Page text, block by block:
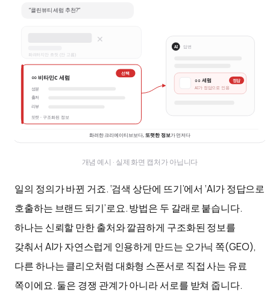
“클린뷰티 세럼 추천?”
✕
화려하지만 흐릿 (안 고름)
선택
○○ 비타민C 세럼
성분
출처
리뷰
또렷 · 구조화된 정보
AI 답변
○○ 세럼
AI가 정답으로 인용
정답
화려한 크리에이티브보다, 또렷한 정보가 먼저다
개념 예시 · 실제 화면 캡처가 아닙니다
일의 정의가 바뀐 거죠. ‘검색 상단에 뜨기’에서 ‘AI가 정답으로
호출하는 브랜드 되기’로요. 방법은 두 갈래로 붙습니다.
하나는 신뢰할 만한 출처와 깔끔하게 구조화된 정보를
갖춰서 AI가 자연스럽게 인용하게 만드는 오가닉 쪽(GEO),
다른 하나는 클리오처럼 대화형 스폰서로 직접 사는 유료
쪽이에요. 둘은 경쟁 관계가 아니라 서로를 받쳐 줍니다.